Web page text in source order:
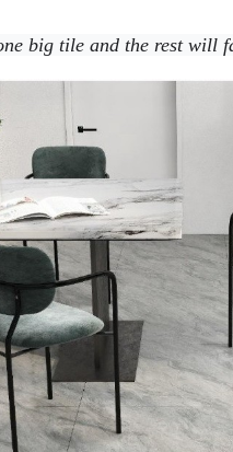
big tile and the rest will